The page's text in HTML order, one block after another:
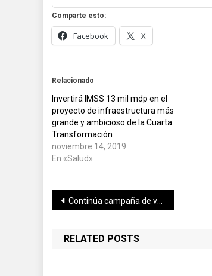
Comparte esto:
Facebook X
Relacionado
Invertirá IMSS 13 mil mdp en el
proyecto de infraestructura más
grande y ambicioso de la Cuarta
Transformación
noviembre 14, 2019
En «Salud»
Navegación
de
entradas
Continúa campaña de vacunación contra la influenza en Yucatán
RELATED POSTS